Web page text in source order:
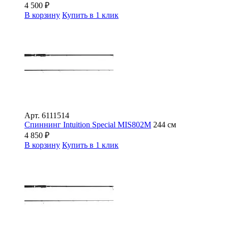
4 500 ₽
В корзину Купить в 1 клик
Арт. 6111514
Спиннинг Intuition Special MIS802M 244 см
4 850 ₽
В корзину Купить в 1 клик